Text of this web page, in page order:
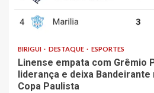
BIRIGUI DESTAQUE ESPORTES
Linense empata com Grêmio
liderança e deixa
Copa Paulista